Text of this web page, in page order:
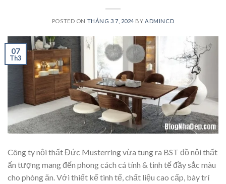
POSTED ON THÁNG 3 7, 2024 BYADMINCD
07
Th3
Công ty nội thất Đức Musterring vừa tung ra BST đồ nội thất
ấn tượng mang đến phong cách cá tính & tinh tế đầy sắc màu
cho phòng ăn. Với thiết kế tinh tế, chất liệu cao cấp, bày trí